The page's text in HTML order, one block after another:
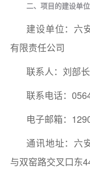
二、项目的建设单
建设单位：六
有限责任公司
联系人：刘部长
联系电话：
电子邮箱：
通讯地址：六
与双窑路交叉口东